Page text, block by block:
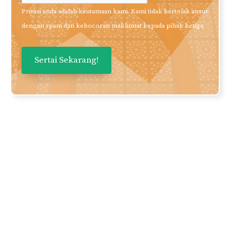
Baca?
Daftarkan nama dan email anda
untuk mendapatkan panduan dan
perkongsian berkualiti terus ke